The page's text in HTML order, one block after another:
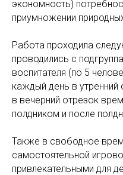
экономность)
приумножении
Работа проходила
проводились с
воспитателя (по 5
каждый день в утренний
в вечерний отрезок
полдником и после
Также в свободное
самостоятельной
привлекательными для